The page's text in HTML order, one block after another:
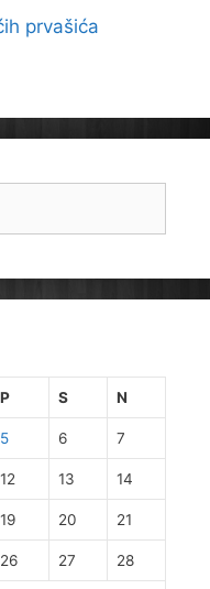
prvašića
P S N
5 6 7
12 13 14
19 20 21
26 27 28